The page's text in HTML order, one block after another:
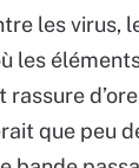
les virus,
les
rassure
que peu